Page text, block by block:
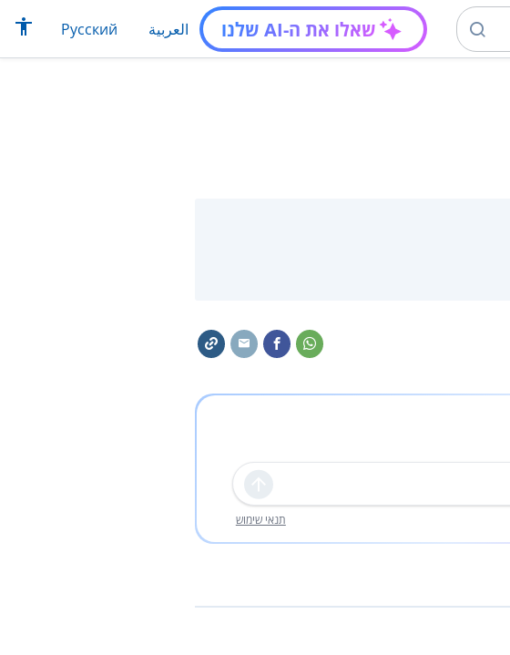
שאלו את ה-AI שלנו العربية Русский
שליחה
תנאי שימוש